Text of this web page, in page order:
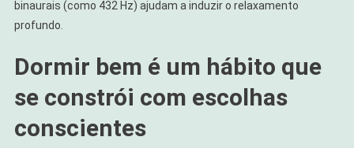
binaurais (como 432 Hz) ajudam a induzir o relaxamento
profundo.
Dormir bem é um hábito que
se constrói com escolhas
conscientes